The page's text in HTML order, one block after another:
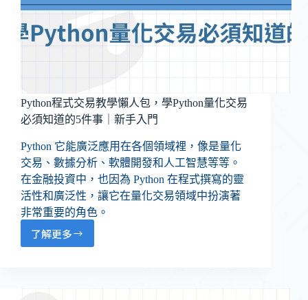
Python程式交易教學懶人包，學Python量化交易
必須知道的5件事｜新手入門
Python 它能廣泛應用在各個領域裡，像是量化
交易、數據分析、軟體開發和人工智慧等等。
在金融投資中，也因為 Python 在程式撰寫的靈
活性和廣泛性，讓它在量化交易領域中扮演著
非常重要的角色。
了解更多